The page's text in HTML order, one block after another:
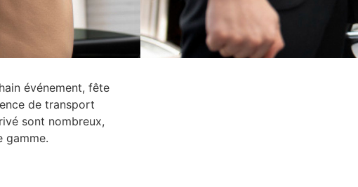
événement, fête
de transport
sont nombreux,
gamme.